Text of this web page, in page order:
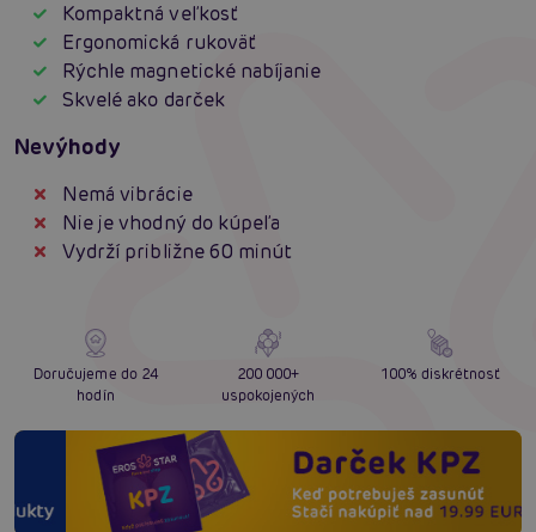
Kompaktná veľkosť
Ergonomická rukoväť
Rýchle magnetické nabíjanie
Skvelé ako darček
Nevýhody
Nemá vibrácie
Nie je vhodný do kúpeľa
Vydrží približne 60 minút
Doručujeme do 24
hodín
200 000+
uspokojených
100% diskrétnosť